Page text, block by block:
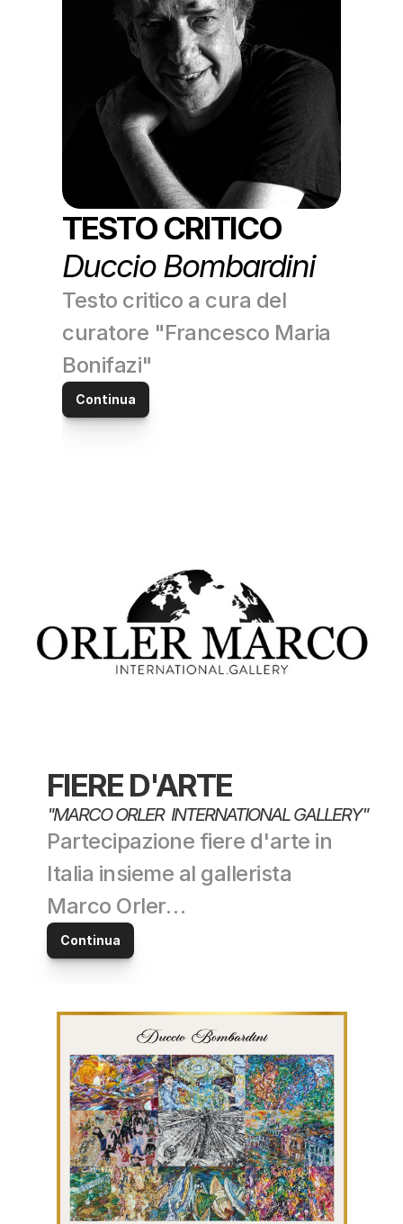
TESTO CRITICO
Duccio Bombardini
Testo critico a cura del
curatore "Francesco Maria
Bonifazi"
Continua
FIERE D'ARTE
"MARCO ORLER  INTERNATIONAL GALLERY"
Partecipazione fiere d'arte in
Italia insieme al gallerista
Marco Orler…
Continua